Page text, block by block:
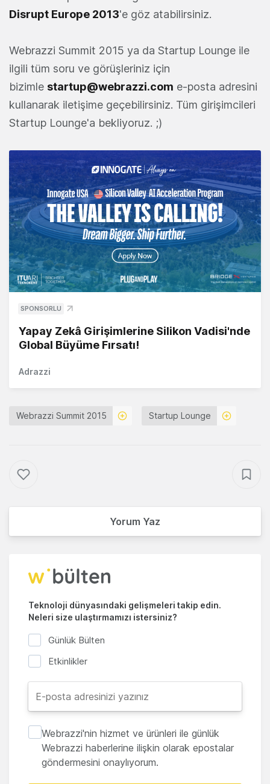
Disrupt Europe 2013'e göz atabilirsiniz.
Webrazzi Summit 2015 ya da Startup Lounge ile
ilgili tüm soru ve görüşleriniz için
bizimle startup@webrazzi.com e-posta adresini
kullanarak iletişime geçebilirsiniz. Tüm girişimcileri
Startup Lounge'a bekliyoruz. ;)
SPONSORLU
Yapay Zekâ Girişimlerine Silikon Vadisi'nde
Global Büyüme Fırsatı!
Adrazzi
Webrazzi Summit 2015 Startup Lounge
Yorum Yaz
Teknoloji dünyasındaki gelişmeleri takip edin.
Neleri size ulaştırmamızı istersiniz?
Günlük Bülten
Etkinlikler
Webrazzi'nin hizmet ve ürünleri ile günlük
Webrazzi haberlerine ilişkin olarak epostalar
göndermesini onaylıyorum.